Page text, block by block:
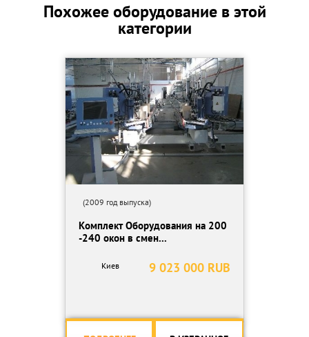
Похожее оборудование в этой
категории
(2009 год выпуска)
Комплект Оборудования на 200
-240 окон в смен...
9 023 000 RUB
Киев